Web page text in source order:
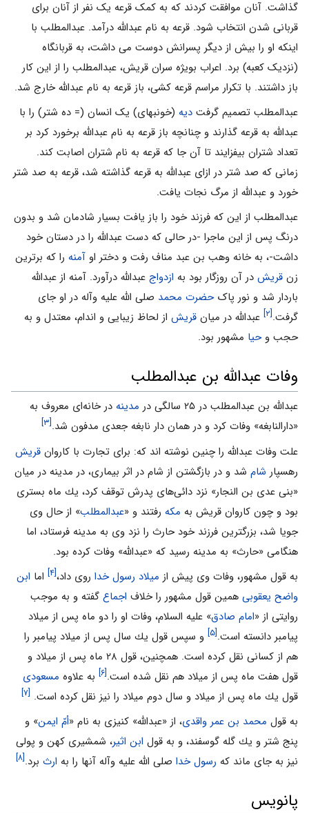
گذاشت. آنان موافقت کردند که به کمک قرعه یک نفر از آنان برای
قربانی شدن انتخاب شود. قرعه به نام عبدالله درآمد. عبدالمطلب با
اینکه او را بیش از دیگر پسرانش دوست می داشت، به قربانگاه
(نزدیک کعبه) برد. اعراب بویژه سران قریش، عبدالمطلب را از این کار
باز داشتند. با تکرار مراسم قرعه کشی، باز قرعه به نام عبدالله خارج شد.
عبدالمطلب تصمیم گرفت دیه (خونبهای) یک انسان (= ده شتر) را با
عبدالله به قرعه گذارند و چنانچه باز قرعه به نام عبدالله برخورد کرد بر
تعداد شتران بیفزایند تا آن جا که قرعه به نام شتران اصابت کند.
زمانی که صد شتر در ازای عبدالله به قرعه گذاشته شد، قرعه به صد شتر
خورد و عبدالله از مرگ نجات یافت.
عبدالمطلب از این که فرزند خود را باز یافت بسیار شادمان شد و بدون
درنگ پس از این ماجرا -در حالی که دست عبدالله را در دستان خود
داشت-، به خانه وهب بن عبد مناف رفت و دختر او آمنه را که برترین
زن قریش در آن روزگار بود به ازدواج عبدالله درآورد. آمنه از عبدالله
باردار شد و نور پاکحضرت محمد صلی الله علیه وآله در او جای
گرفت.[۲] عبدالله در میان قریش از لحاظ زیبایى و اندام، معتدل و به
حجب وحیا مشهور بود.
وفات عبدالله بن عبدالمطلب
عبدالله بن عبدالمطلب در ۲۵ سالگى در مدينه در خانه‌اى معروف به
«دارالنابغه» وفات كرد و در همان دار نابغه جعدى مدفون شد.[۳]
علت وفات عبدالله را چنين نوشته ‌اند كه: براى تجارت با كاروان قريش
رهسپار شام شد و در بازگشتن از شام در اثر بيمارى، در مدينه در ميان
«بنى عدى بن النجار» نزد دائى‌هاى پدرش توقف كرد، يك ماه بسترى
بود و چون كاروان قريش به مكه رفتند و «عبدالمطلب» از حال وى
جويا شد، بزرگترين فرزند خود حارث را نزد وى به مدينه فرستاد، اما
هنگامى «حارث» به مدينه رسيد كه «عبدالله» وفات كرده بود.
به قول مشهور، وفات وى پيش از ميلاد رسول خدا روى داد،[۴] اما ابن
واضح یعقوبی همين قول مشهور را خلاف اجماع گفته و به موجب
روايتى از «امام صادق» عليه السلام، وفات او را دو ماه پس از ميلاد
پیامبر دانسته است.[۵]
و سپس قول يك سال پس از ميلاد پیامبر را
هم از كسانى‌ نقل كرده است. همچنین، قول ۲۸ ماه پس از ميلاد و
قول هفت ماه پس از ميلاد هم نقل شده است.[۶] به علاوه مسعودی
قول يك ماه پس از ميلاد و سال دوم ميلاد را نيز نقل كرده است. [۷]
به قول محمد بن عمر واقدی، از «عبدالله» كنيزى به نام «أمّ ايمن» و
پنج شتر و يك گله گوسفند، و به قول ابن اثير، شمشيرى كهن و پولى
نيز به جاى ماند كه رسول خدا صلی الله علیه وآله آنها را به ارث برد.[۸]
پانویس